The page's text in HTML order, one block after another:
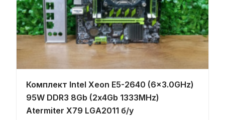
Комплект Intel Xeon E5-2640 (6x3.0GHz)
95W DDR3 8Gb (2х4Gb 1333MHz)
Atermiter X79 LGA2011 б/у